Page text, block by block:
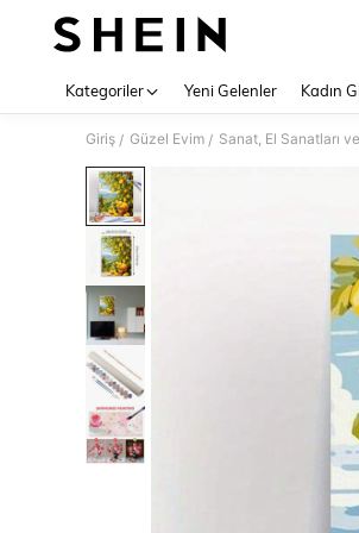
Kategoriler Yeni Gelenler Kadın
Giriş / Güzel Evim / Sanat, El Sanatları